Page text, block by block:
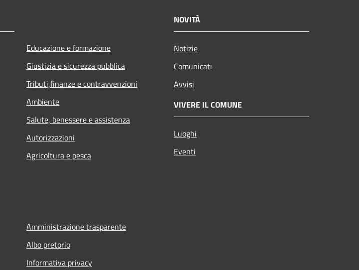
Educazione e formazione
Giustizia e sicurezza pubblica
Tributi,finanze e contravvenzioni
Ambiente
Salute, benessere e assistenza
Autorizzazioni
Agricoltura e pesca
NOVITÀ
Notizie
Comunicati
Avvisi
VIVERE IL COMUNE
Luoghi
Eventi
Amministrazione trasparente
Albo pretorio
Informativa privacy